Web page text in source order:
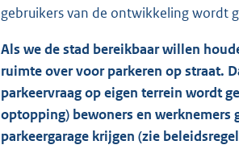
gebruikers van de ontwikkeling wordt
Als we de stad bereikbaar willen
ruimte over voor parkeren op straat.
parkeervraag op eigen terrein wordt
optopping) bewoners en
parkeergarage krijgen (zie